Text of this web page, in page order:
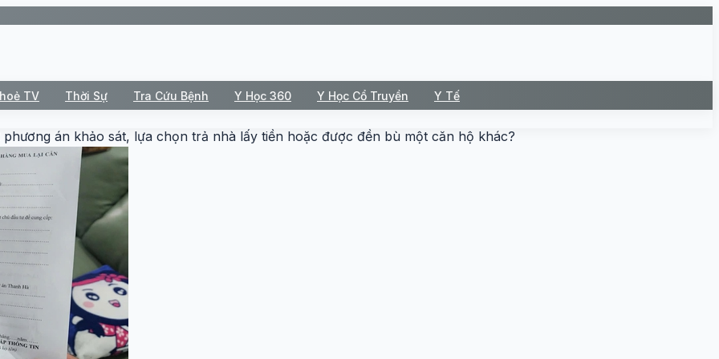
TV Thời Sự Tra Cứu Bệnh Y Học 360 Y Học Cổ Truyền Y Tế
án khảo sát, lựa chọn trả nhà lấy tiền hoặc được đền bù một căn hộ khác?